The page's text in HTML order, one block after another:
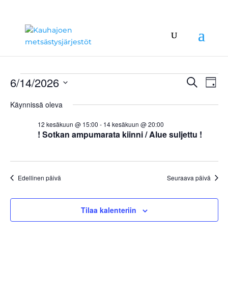
Tapahtumat
14.6.2026 aja
Etsi Päivä
6/14/2026
päivä.
Käynnissä oleva
! Sotkan ampumarata kiinni / Alue suljettu !
12 kesäkuun @ 15:00 - 14 kesäkuun @ 20:00
Edellinen päivä Seuraava päivä
Tilaa kalenteriin